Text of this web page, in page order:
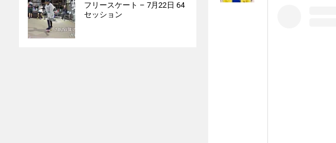
フリースケート – 7月22日 64
セッション